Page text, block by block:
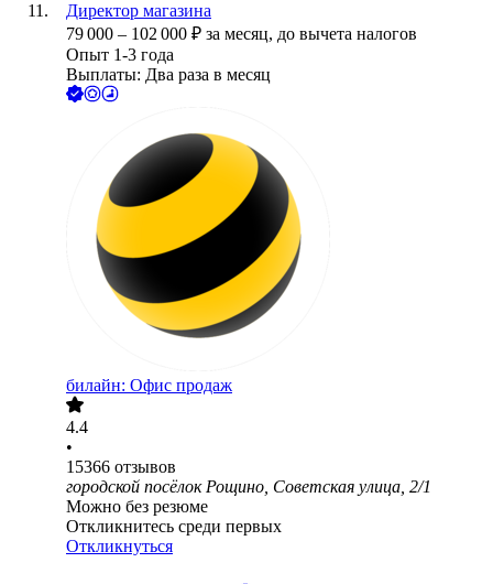
Директор магазина
79 000 – 102 000 ₽ за месяц, до вычета налогов
Опыт 1-3 года
Выплаты: Два раза в месяц
билайн: Офис продаж
4.4
•
15366 отзывов
городской посёлок Рощино, Советская улица, 2/1
Можно без резюме
Откликнитесь среди первых
Откликнуться